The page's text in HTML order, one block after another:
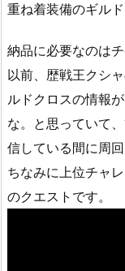
重ね着装備のギル
納品に必要なのは
以前、歴戦王クシ
ルドクロスの情報
な。と思っていて
信している間に周
ちなみに上位チャ
のクエストです。